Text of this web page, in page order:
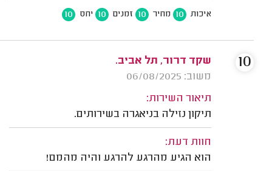
איכות 10 מחיר 10 זמנים 10 יחס 10
שקד דרור, תל אביב.
משוב: 06/08/2025
תיאור השירות:
תיקון נזילה בניאגרה בשירותים.
חוות דעת:
הוא הגיע מהרגע להרגע והיה מהמם!
10